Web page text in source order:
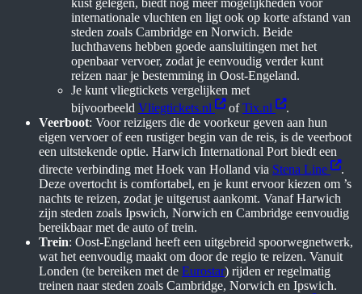
internationale vluchten en ligt ook op korte afstand van
steden zoals Cambridge en Norwich. Beide
luchthavens hebben goede aansluitingen met het
openbaar vervoer, zodat je eenvoudig verder kunt
reizen naar je bestemming in Oost-Engeland.
Je kunt vliegtickets vergelijken met
bijvoorbeeld Vliegtickets.nl ofTix.nl
.
Veerboot: Voor reizigers die de voorkeur geven aan hun
eigen vervoer of een rustiger begin van de reis, is de veerboot
een uitstekende optie. Harwich International Port biedt een
directe verbinding met Hoek van Holland via Stena Line
.
Deze overtocht is comfortabel, en je kunt ervoor kiezen om ’s
nachts te reizen, zodat je uitgerust aankomt. Vanaf Harwich
zijn steden zoals Ipswich, Norwich en Cambridge eenvoudig
bereikbaar met de auto of trein.
Trein: Oost-Engeland heeft een uitgebreid spoorwegnetwerk,
wat het eenvoudig maakt om door de regio te reizen. Vanuit
Londen (te bereiken met de Eurostar) rijden er regelmatig
treinen naar steden zoals Cambridge, Norwich en Ipswich.